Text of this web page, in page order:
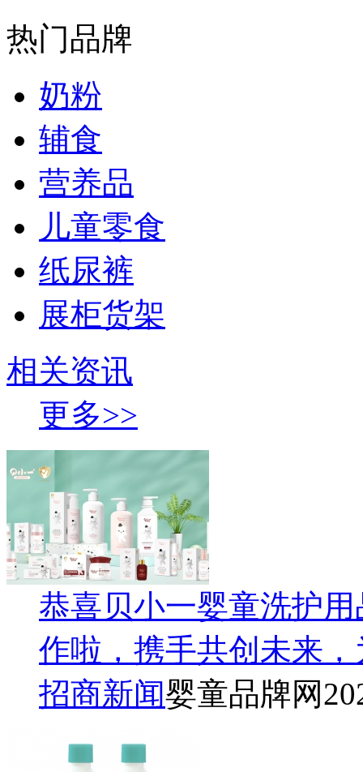
热门品牌
奶粉
辅食
营养品
儿童零食
纸尿裤
展柜货架
相关资讯
更多>>
恭喜贝小一婴童洗护
作啦，携手共创未来
招商新闻婴童品牌网